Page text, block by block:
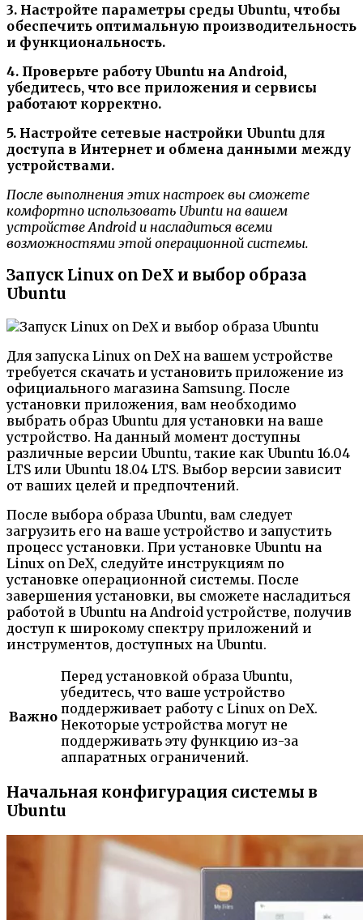
3. Настройте параметры среды Ubuntu, чтобы
обеспечить оптимальную производительность
и функциональность.
4. Проверьте работу Ubuntu на Android,
убедитесь, что все приложения и сервисы
работают корректно.
5. Настройте сетевые настройки Ubuntu для
доступа в Интернет и обмена данными между
устройствами.
После выполнения этих настроек вы сможете
комфортно использовать Ubuntu на вашем
устройстве Android и насладиться всеми
возможностями этой операционной системы.
Запуск Linux on DeX и выбор образа
Ubuntu
Для запуска Linux on DeX на вашем устройстве
требуется скачать и установить приложение из
официального магазина Samsung. После
установки приложения, вам необходимо
выбрать образ Ubuntu для установки на ваше
устройство. На данный момент доступны
различные версии Ubuntu, такие как Ubuntu 16.04
LTS или Ubuntu 18.04 LTS. Выбор версии зависит
от ваших целей и предпочтений.
После выбора образа Ubuntu, вам следует
загрузить его на ваше устройство и запустить
процесс установки. При установке Ubuntu на
Linux on DeX, следуйте инструкциям по
установке операционной системы. После
завершения установки, вы сможете насладиться
работой в Ubuntu на Android устройстве, получив
доступ к широкому спектру приложений и
инструментов, доступных на Ubuntu.
Важно
Перед установкой образа Ubuntu,
убедитесь, что ваше устройство
поддерживает работу с Linux on DeX.
Некоторые устройства могут не
поддерживать эту функцию из-за
аппаратных ограничений.
Начальная конфигурация системы в
Ubuntu